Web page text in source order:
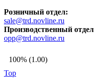
Розничный отдел:
sale@trd.novline.ru
Производственный отдел
opp@trd.novline.ru
100% (1.00)
Top